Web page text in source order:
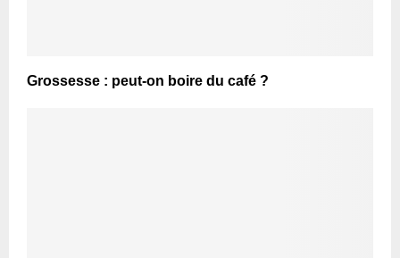
Grossesse : peut-on boire du café ?